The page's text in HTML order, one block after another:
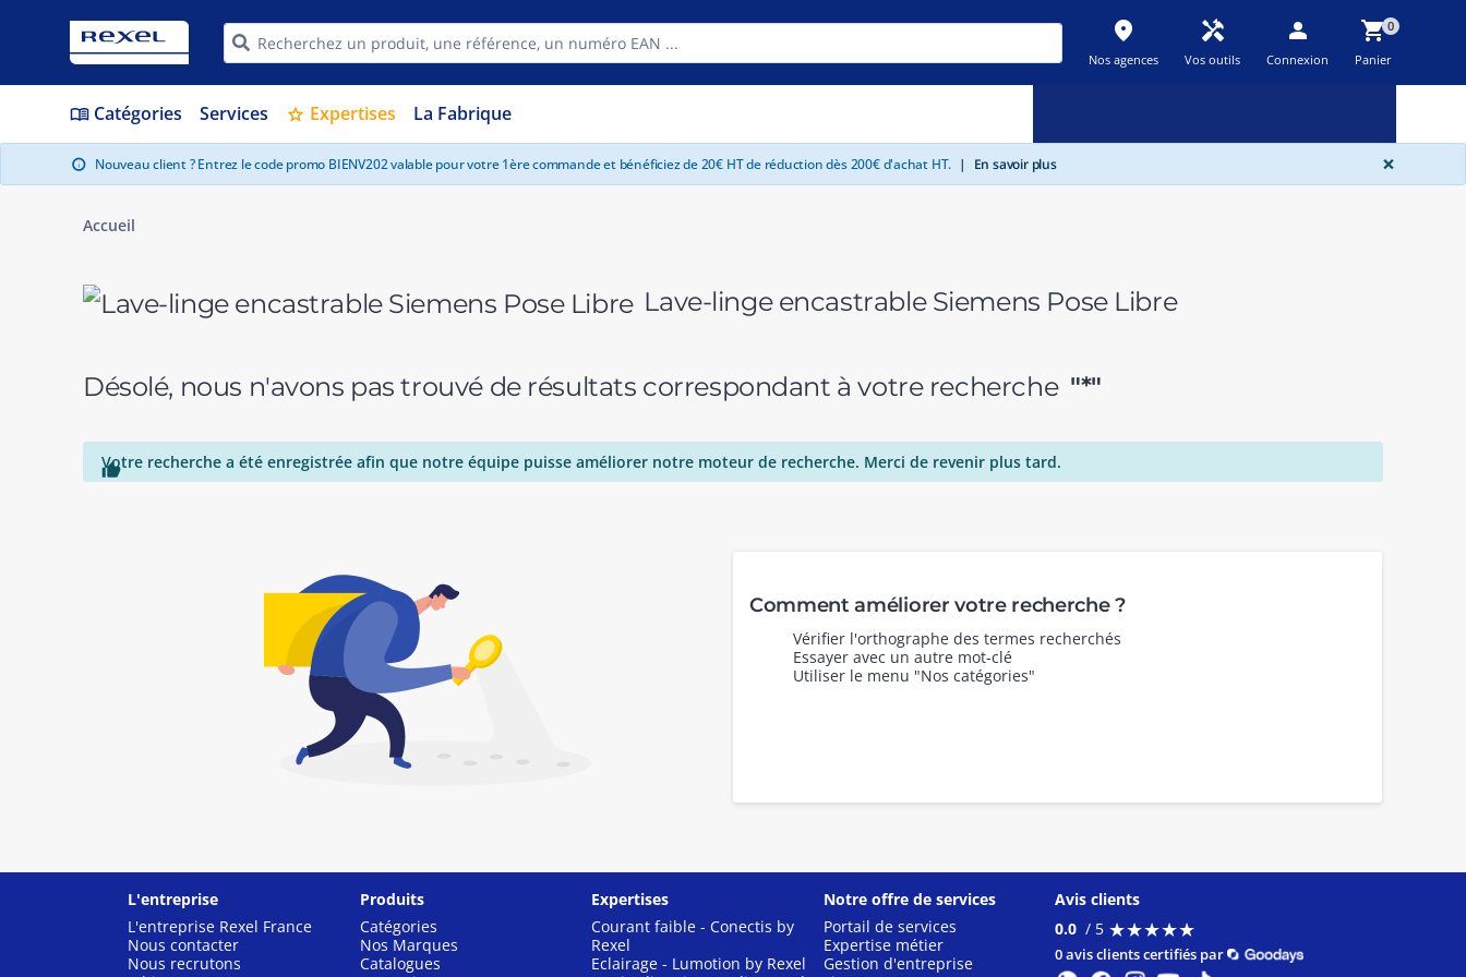
place
Nos agences
handyman
Vos outils
person
Connexion
shopping_cart0
Panier
menu_book Catégories Services star Expertises La Fabrique
info Nouveau client ? Entrez le code promo BIENV202 valable pour votre 1ère commande et bénéficiez de 20€ HT de réduction dès 200€ d'achat HT. | En savoir plus ×
Accueil
Lave-linge encastrable Siemens Pose Libre
Désolé, nous n'avons pas trouvé de résultats correspondant à votre recherche "*"

Votre recherche a été enregistrée afin que notre équipe puisse améliorer notre moteur de recherche. Merci de revenir plus tard.
Comment améliorer votre recherche ?
Vérifier l'orthographe des termes recherchés
Essayer avec un autre mot-clé
Utiliser le menu "Nos catégories"
L'entreprise
L'entreprise Rexel France
Nous contacter
Nous recrutons
Produits
Catégories
Nos Marques
Catalogues
Expertises
Courant faible - Conectis by
Rexel
Eclairage - Lumotion by Rexel
Notre offre de services
Portail de services
Expertise métier
Gestion d'entreprise
Avis clients
0.0 / 5 ★★★★★
★★★★★
0 avis clients certifiés par